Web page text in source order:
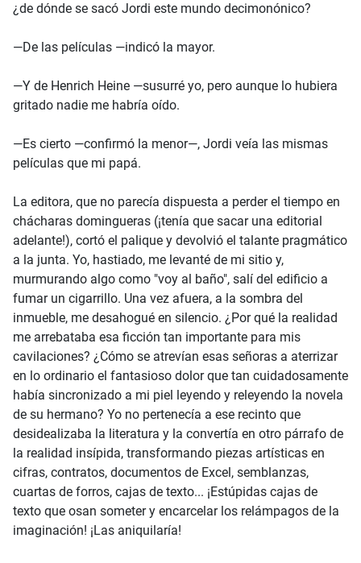
¿de dónde se sacó Jordi este mundo decimonónico?
—De las películas —indicó la mayor.
—Y de Henrich Heine —susurré yo, pero aunque lo hubiera
gritado nadie me habría oído.
—Es cierto —confirmó la menor—, Jordi veía las mismas
películas que mi papá.
La editora, que no parecía dispuesta a perder el tiempo en
chácharas domingueras (¡tenía que sacar una editorial
adelante!), cortó el palique y devolvió el talante pragmático
a la junta. Yo, hastiado, me levanté de mi sitio y,
murmurando algo como "voy al baño", salí del edificio a
fumar un cigarrillo. Una vez afuera, a la sombra del
inmueble, me desahogué en silencio. ¿Por qué la realidad
me arrebataba esa ficción tan importante para mis
cavilaciones? ¿Cómo se atrevían esas señoras a aterrizar
en lo ordinario el fantasioso dolor que tan cuidadosamente
había sincronizado a mi piel leyendo y releyendo la novela
de su hermano? Yo no pertenecía a ese recinto que
desidealizaba la literatura y la convertía en otro párrafo de
la realidad insípida, transformando piezas artísticas en
cifras, contratos, documentos de Excel, semblanzas,
cuartas de forros, cajas de texto... ¡Estúpidas cajas de
texto que osan someter y encarcelar los relámpagos de la
imaginación! ¡Las aniquilaría!